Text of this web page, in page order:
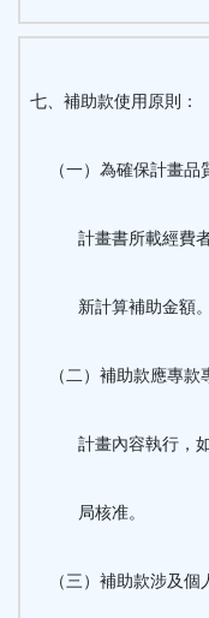
七、補助款使用原則：
（一）為確保計畫品
計畫書所載經費者
新計算補助金額。
（二）補助款應專款
計畫內容執行，如
局核准。
（三）補助款涉及個